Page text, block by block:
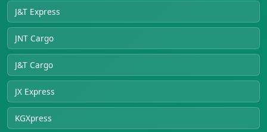
J&T Express
JNT Cargo
J&T Cargo
JX Express
KGXpress